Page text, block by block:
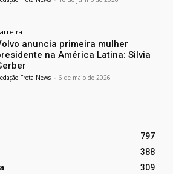
anuncia primeira mulher
na América Latina: Silvia
Frota News - 6 de maio de 2026
797
388
309